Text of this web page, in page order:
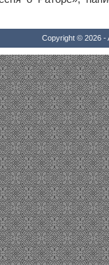
Copyright © 2026 -